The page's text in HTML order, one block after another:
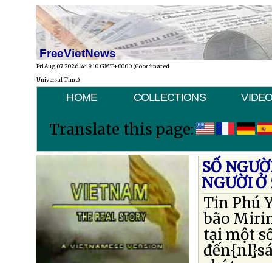
FreeVietNews
Fri Aug 07 2026 14:19:10 GMT+0000 (Coordinated
Universal Time)
HOME COLLECTIONS
Translate this page:
SỐ
NGƯỜI
Tin Phú
bão
tại một